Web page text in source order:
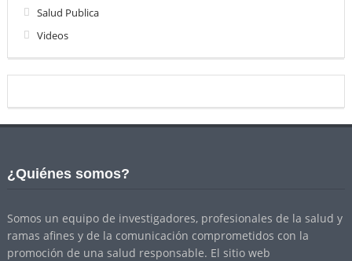
Salud Publica
Videos
¿Quiénes somos?
Somos un equipo de investigadores, profesionales de la salud y
ramas afines y de la comunicación comprometidos con la
promoción de una salud responsable. El sitio web